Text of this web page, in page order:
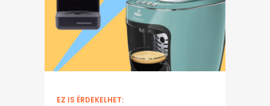
EZ IS ÉRDEKELHET: